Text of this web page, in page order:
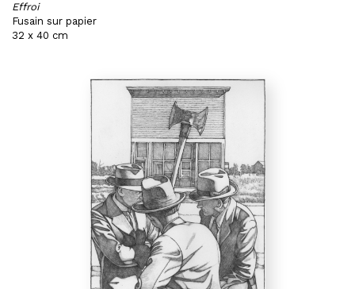
Effroi
Fusain sur papier
32 x 40 cm